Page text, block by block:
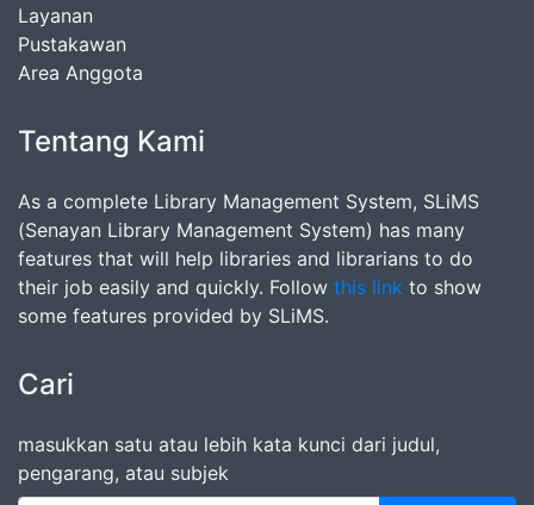
Layanan
Pustakawan
Area Anggota
Tentang Kami
As a complete Library Management System, SLiMS
(Senayan Library Management System) has many
features that will help libraries and librarians to do
their job easily and quickly. Follow this link to show
some features provided by SLiMS.
Cari
masukkan satu atau lebih kata kunci dari judul,
pengarang, atau subjek